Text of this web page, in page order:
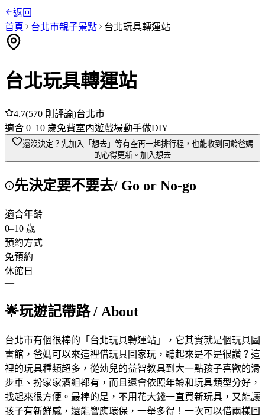
返回
首頁
台北市親子景點 台北玩具轉運站
台北玩具轉運站
4.7(570 則評論)台北市
適合 0–10 歲免費室內遊戲場動手做DIY
還沒決定？先加入「想去」 等有空再一起排行程，也能收到同齡爸媽
的心得更新。 加入想去
先決定要不要去/ Go or No-go
適合年齡
0–10 歲
預約方式
免預約
休館日
—
🌟玩遊記帶路/ About
台北市有個很棒的「台北玩具轉運站」，它其實就是個玩具圖
書館，爸媽可以來這裡借玩具回家玩，聽起來是不是很讚？這
裡的玩具種類超多，從幼兒的益智教具到大一點孩子喜歡的滑
步車、扮家家酒組都有，而且還會依照年齡和玩具類型分好，
找起來很方便。最棒的是，不用花大錢一直買新玩具，又能讓
孩子有新鮮感，還能響應環保，一舉多得！一次可以借兩樣回